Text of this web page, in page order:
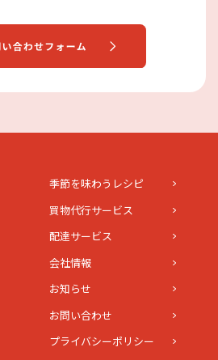
季節を味わうレシピ
買物代行サービス
配達サービス
会社情報
お知らせ
お問い合わせ
プライバシーポリシー